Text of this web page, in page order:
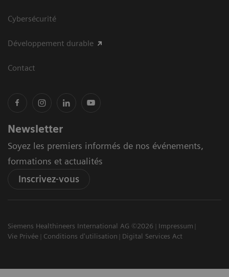
Cybersécurité
Développement durable
Contact
Newsletter
Soyez les premiers informés de nos événements,
formations et actualités
Inscrivez-vous
Siemens Healthineers International AG ©2026
Impressum
Vie Privée
Conditions d'utilisation Digital Services Act